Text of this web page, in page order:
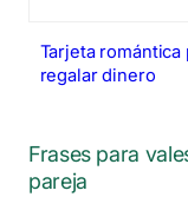
Tarjeta romántica
regalar dinero
Frases para
pareja